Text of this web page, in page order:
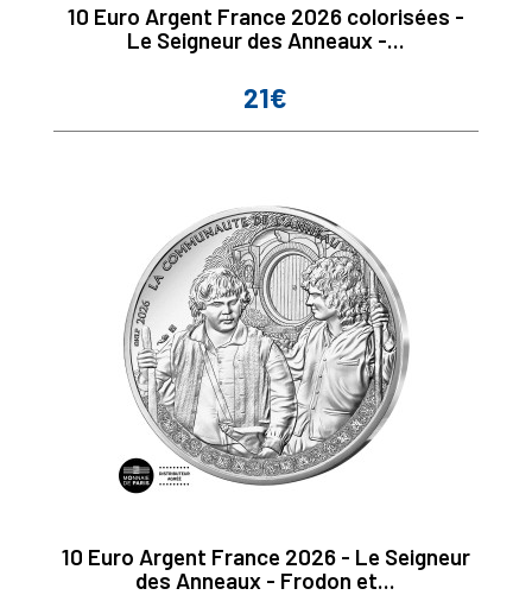
10 Euro Argent France 2026 colorisées -
Le Seigneur des Anneaux -...
Prix
21€
10 Euro Argent France 2026 - Le Seigneur
des Anneaux - Frodon et...